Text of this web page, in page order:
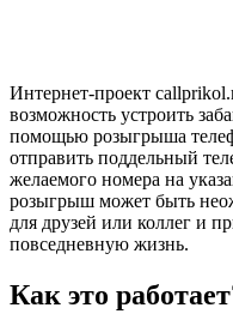
Интернет-проект
возможность устроить
помощью розыгрыша
отправить поддельный
желаемого номера на
розыгрыш может быть
для друзей или коллег и
повседневную жизнь.
Как это